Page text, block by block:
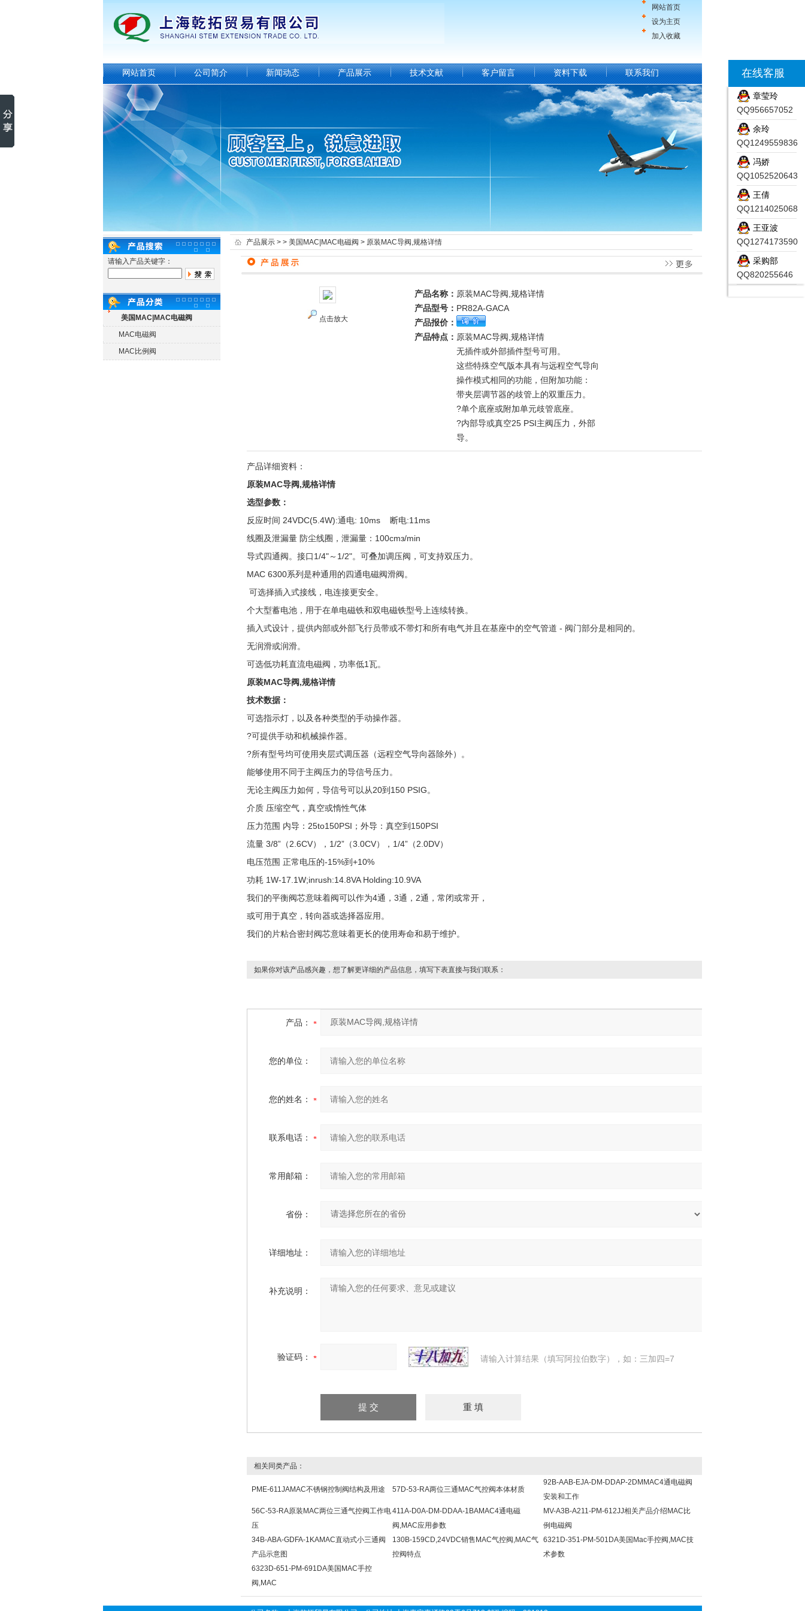
网站首页
设为主页
加入收藏
在线客服
章莹玲
QQ956657052
余玲
QQ1249559836
冯娇
QQ1052520643
王倩
QQ1214025068
王亚波
QQ1274173590
采购部
QQ820255646
网站首页 公司简介 新闻动态 产品展示 技术文献 客户留言 资料下载 联系我们
请输入产品关键字：
美国MAC|MAC电磁阀
MAC电磁阀
MAC比例阀
产品展示 > > 美国MAC|MAC电磁阀 > 原装MAC导阀,规格详情
点击放大
产品名称： 原装MAC导阀,规格详情
产品型号： PR82A-GACA
产品报价：
产品特点： 原装MAC导阀,规格详情
无插件或外部插件型号可用。
这些特殊空气版本具有与远程空气导向
操作模式相同的功能，但附加功能：
带夹层调节器的歧管上的双重压力。
?单个底座或附加单元歧管底座。
?内部导或真空25 PSI主阀压力，外部
导。
产品详细资料：
原装MAC导阀,规格详情
选型参数：
反应时间 24VDC(5.4W):通电: 10ms 断电:11ms
线圈及泄漏量 防尘线圈，泄漏量：100cmз/min
导式四通阀。接口1/4"～1/2"。可叠加调压阀，可支持双压力。
MAC 6300系列是种通用的四通电磁阀滑阀。
可选择插入式接线，电连接更安全。
个大型蓄电池，用于在单电磁铁和双电磁铁型号上连续转换。
插入式设计，提供内部或外部飞行员带或不带灯和所有电气并且在基座中的空气管道 - 阀门部分是相同的。
无润滑或润滑。
可选低功耗直流电磁阀，功率低1瓦。
原装MAC导阀,规格详情
技术数据：
可选指示灯，以及各种类型的手动操作器。
?可提供手动和机械操作器。
?所有型号均可使用夹层式调压器（远程空气导向器除外）。
能够使用不同于主阀压力的导信号压力。
无论主阀压力如何，导信号可以从20到150 PSIG。
介质 压缩空气，真空或惰性气体
压力范围 内导：25to150PSI；外导：真空到150PSI
流量 3/8”（2.6CV），1/2”（3.0CV），1/4”（2.0DV）
电压范围 正常电压的-15%到+10%
功耗 1W-17.1W;inrush:14.8VA Holding:10.9VA
我们的平衡阀芯意味着阀可以作为4通，3通，2通，常闭或常开，
或可用于真空，转向器或选择器应用。
我们的片粘合密封阀芯意味着更长的使用寿命和易于维护。
如果你对该产品感兴趣，想了解更详细的产品信息，填写下表直接与我们联系：
产品：
您的单位：
您的姓名：
联系电话：
常用邮箱：
省份：
详细地址：
补充说明：
验证码： 请输入计算结果（填写阿拉伯数字），如：三加四=7
相关同类产品：
PME-611JAMAC不锈钢控制阀结构及用途 57D-53-RA两位三通MAC气控阀本体材质
92B-AAB-EJA-DM-DDAP-2DMMAC4通电磁阀
安装和工作
56C-53-RA原装MAC两位三通气控阀工作电
压
411A-D0A-DM-DDAA-1BAMAC4通电磁
阀,MAC应用参数
MV-A3B-A211-PM-612JJ相关产品介绍MAC比
例电磁阀
34B-ABA-GDFA-1KAMAC直动式小三通阀
产品示意图
130B-159CD,24VDC销售MAC气控阀,MAC气
控阀特点
6321D-351-PM-501DA美国Mac手控阀,MAC技
术参数
6323D-651-PM-691DA美国MAC手控
阀,MAC